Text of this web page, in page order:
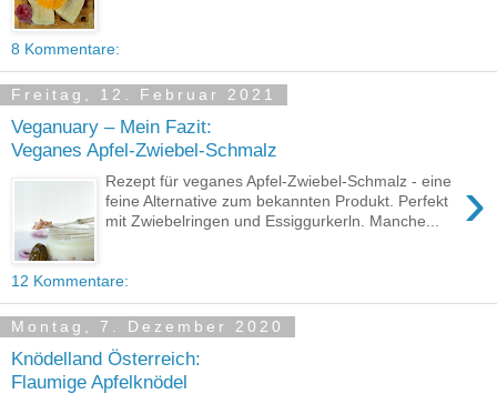
8 Kommentare:
Freitag, 12. Februar 2021
Veganuary – Mein Fazit:
Veganes Apfel-Zwiebel-Schmalz
›
Rezept für veganes Apfel-Zwiebel-Schmalz - eine
feine Alternative zum bekannten Produkt. Perfekt
mit Zwiebelringen und Essiggurkerln. Manche...
12 Kommentare:
Montag, 7. Dezember 2020
Knödelland Österreich:
Flaumige Apfelknödel